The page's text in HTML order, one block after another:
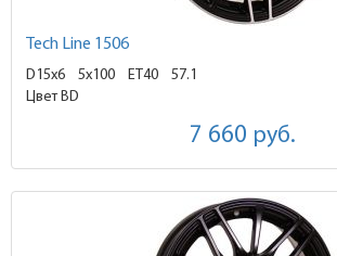
Tech Line 1506
D15x6 5x100 ET40
57.1
Цвет BD
7 660 руб.